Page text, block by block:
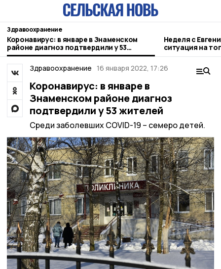
Здравоохранение
Коронавирус: в январе в Знаменском
районе диагноз подтвердили у 53
жителей
Неделя с
ситуация на
городе и
Здравоохранение 16 января 2022, 17:26
Коронавирус: в январе в
Знаменском районе диагноз
подтвердили у 53 жителей
Среди заболевших COVID-19 – семеро детей.